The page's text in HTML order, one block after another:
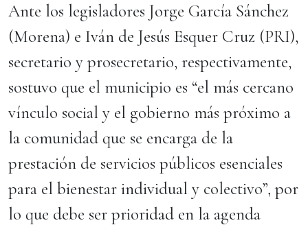
Ante los legisladores Jorge García Sánchez
(Morena) e Iván de Jesús Esquer Cruz (PRI),
secretario y prosecretario, respectivamente,
sostuvo que el municipio es “el más cercano
vínculo social y el gobierno más próximo a
la comunidad que se encarga de la
prestación de servicios públicos esenciales
para el bienestar individual y colectivo”, por
lo que debe ser prioridad en la agenda